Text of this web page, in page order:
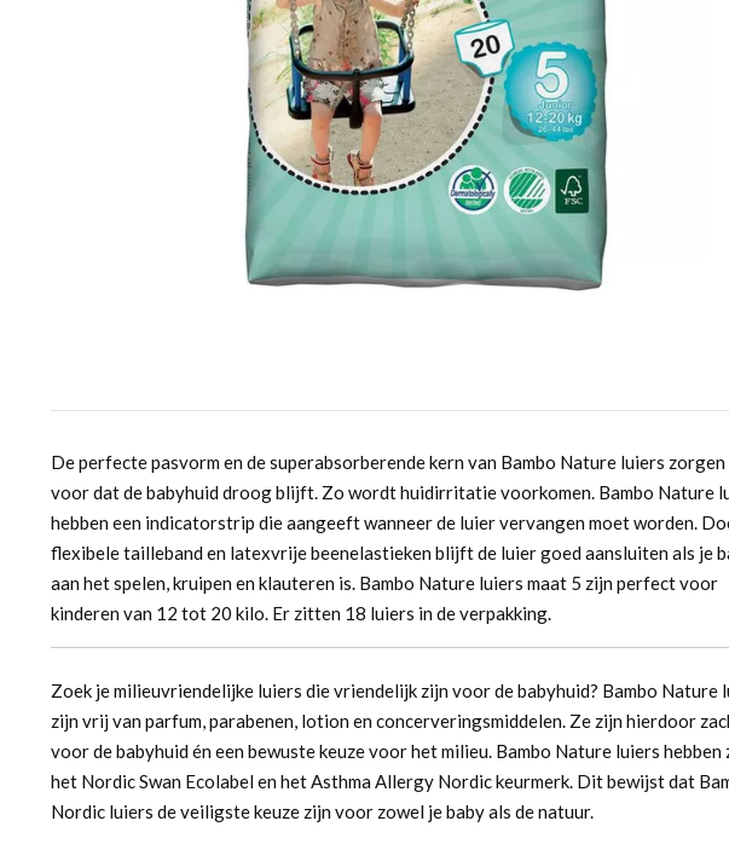
De perfecte pasvorm en de superabsorberende kern van Bambo Nature luiers zorgen
voor dat de babyhuid droog blijft. Zo wordt huidirritatie voorkomen. Bambo Nature
hebben een indicatorstrip die aangeeft wanneer de luier vervangen moet worden.
flexibele tailleband en latexvrije beenelastieken blijft de luier goed aansluiten als je
aan het spelen, kruipen en klauteren is. Bambo Nature luiers maat 5 zijn perfect voor
kinderen van 12 tot 20 kilo. Er zitten 18 luiers in de verpakking.
Zoek je milieuvriendelijke luiers die vriendelijk zijn voor de babyhuid? Bambo Nature
zijn vrij van parfum, parabenen, lotion en concerveringsmiddelen. Ze zijn hierdoor
voor de babyhuid én een bewuste keuze voor het milieu. Bambo Nature luiers hebben
het Nordic Swan Ecolabel en het Asthma Allergy Nordic keurmerk. Dit bewijst dat
Nordic luiers de veiligste keuze zijn voor zowel je baby als de natuur.